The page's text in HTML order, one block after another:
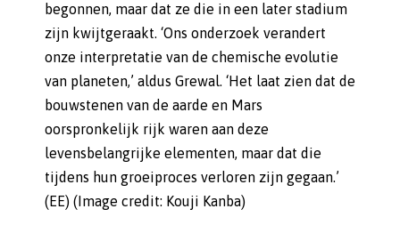
begonnen, maar dat ze die in een later stadium
zijn kwijtgeraakt. ‘Ons onderzoek verandert
onze interpretatie van de chemische evolutie
van planeten,’ aldus Grewal. ‘Het laat zien dat de
bouwstenen van de aarde en Mars
oorspronkelijk rijk waren aan deze
levensbelangrijke elementen, maar dat die
tijdens hun groeiproces verloren zijn gegaan.’
(EE) (Image credit: Kouji Kanba)